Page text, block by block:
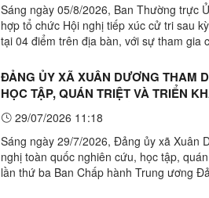
Sáng ngày 05/8/2026, Ban Thường trực
hợp tổ chức Hội nghị tiếp xúc cử tri sau
tại 04 điểm trên địa bàn, với sự tham gia
ĐẢNG ỦY XÃ XUÂN DƯƠNG THAM
HỌC TẬP, QUÁN TRIỆT VÀ TRIỂN
LẦN THỨ BA BAN CHẤP HÀNH
29/07/2026 11:18
Sáng ngày 29/7/2026, Đảng ủy xã Xuân
nghị toàn quốc nghiên cứu, học tập,
lần thứ ba Ban Chấp hành Trung ương